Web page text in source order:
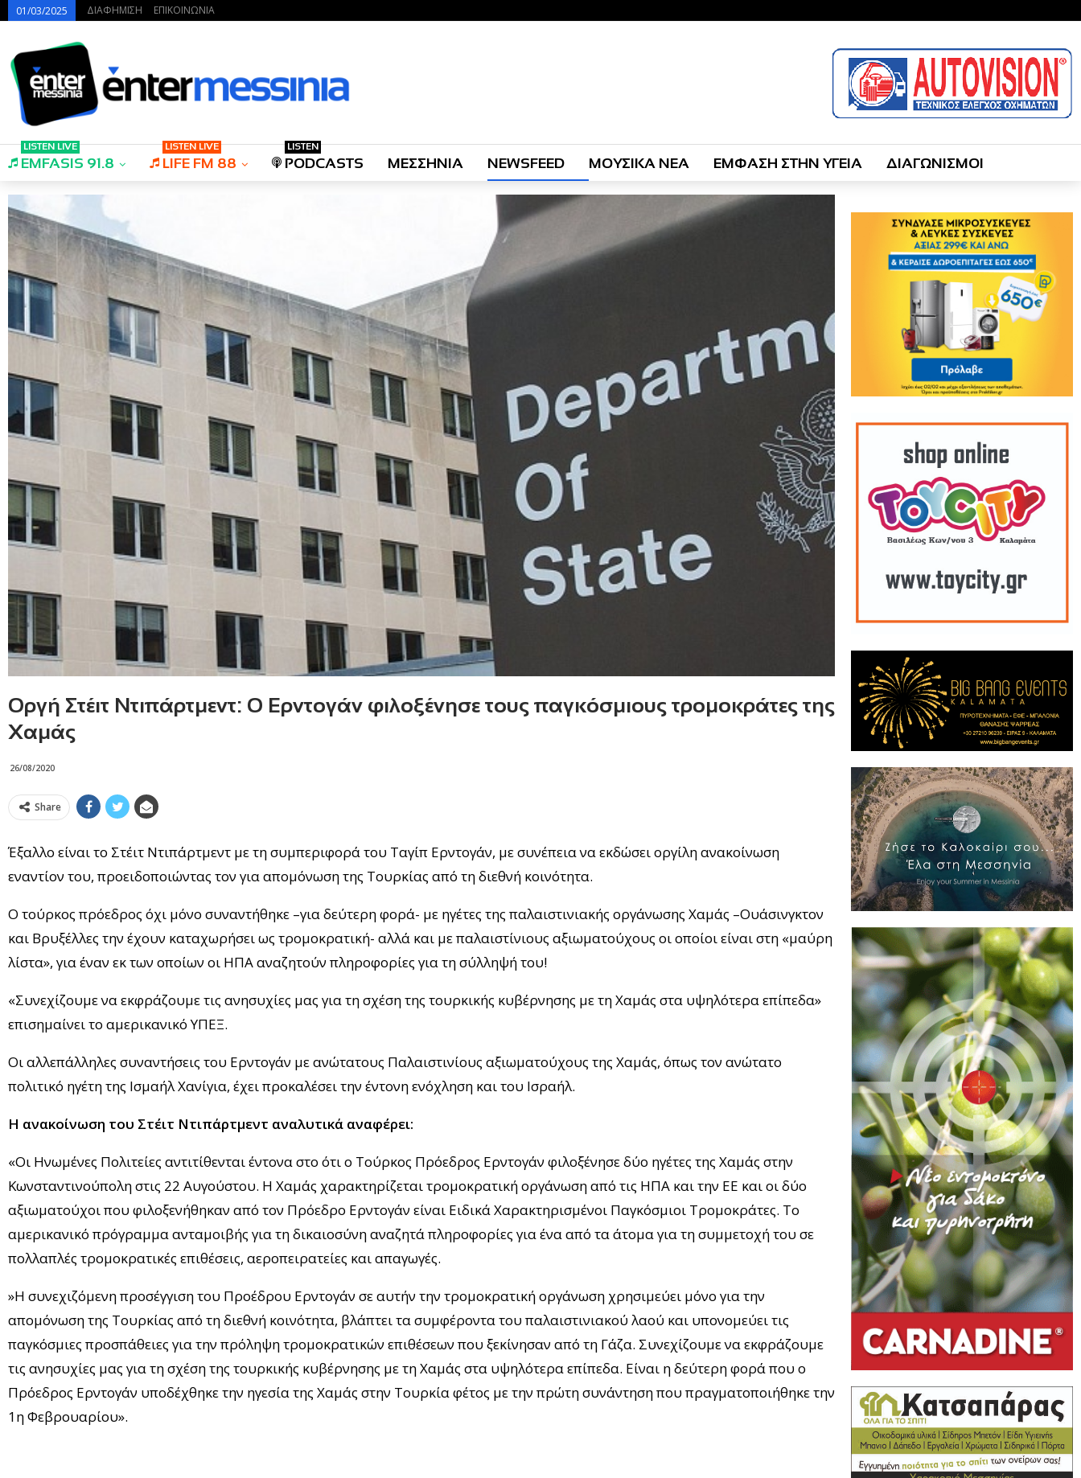
01/03/2025 ΔΙΑΦΗΜΙΣΗ ΕΠΙΚΟΙΝΩΝΙΑ
EMFASIS 91.8
LISTEN LIVE
LIFE FM 88
LISTEN LIVE
PODCASTS
LISTEN
ΜΕΣΣΗΝΙΑ NEWSFEED ΜΟΥΣΙΚΑ ΝΕΑ ΕΜΦΑΣΗ ΣΤΗΝ ΥΓΕΙΑ ΔΙΑΓΩΝΙΣΜΟΙ
Οργή Στέιτ Ντιπάρτμεντ: Ο Ερντογάν φιλοξένησε τους παγκόσμιους τρομοκράτες της
Χαμάς
26/08/2020
Share
Έξαλλο είναι το Στέιτ Ντιπάρτμεντ με τη συμπεριφορά του Ταγίπ Ερντογάν, με συνέπεια να εκδώσει οργίλη ανακοίνωση
εναντίον του, προειδοποιώντας τον για απομόνωση της Τουρκίας από τη διεθνή κοινότητα.
Ο τούρκος πρόεδρος όχι μόνο συναντήθηκε –για δεύτερη φορά- με ηγέτες της παλαιστινιακής οργάνωσης Χαμάς –Ουάσινγκτον
και Βρυξέλλες την έχουν καταχωρήσει ως τρομοκρατική- αλλά και με παλαιστίνιους αξιωματούχους οι οποίοι είναι στη «μαύρη
λίστα», για έναν εκ των οποίων οι ΗΠΑ αναζητούν πληροφορίες για τη σύλληψή του!
«Συνεχίζουμε να εκφράζουμε τις ανησυχίες μας για τη σχέση της τουρκικής κυβέρνησης με τη Χαμάς στα υψηλότερα επίπεδα»
επισημαίνει το αμερικανικό ΥΠΕΞ.
Oι αλλεπάλληλες συναντήσεις του Ερντογάν με ανώτατους Παλαιστινίους αξιωματούχους της Χαμάς, όπως τον ανώτατο
πολιτικό ηγέτη της Ισμαήλ Χανίγια, έχει προκαλέσει την έντονη ενόχληση και του Ισραήλ.
Η ανακοίνωση του Στέιτ Ντιπάρτμεντ αναλυτικά αναφέρει:
«Οι Ηνωμένες Πολιτείες αντιτίθενται έντονα στο ότι ο Τούρκος Πρόεδρος Ερντογάν φιλοξένησε δύο ηγέτες της Χαμάς στην
Κωνσταντινούπολη στις 22 Αυγούστου. Η Χαμάς χαρακτηρίζεται τρομοκρατική οργάνωση από τις ΗΠΑ και την ΕΕ και οι δύο
αξιωματούχοι που φιλοξενήθηκαν από τον Πρόεδρο Ερντογάν είναι Ειδικά Χαρακτηρισμένοι Παγκόσμιοι Τρομοκράτες. Το
αμερικανικό πρόγραμμα ανταμοιβής για τη δικαιοσύνη αναζητά πληροφορίες για ένα από τα άτομα για τη συμμετοχή του σε
πολλαπλές τρομοκρατικές επιθέσεις, αεροπειρατείες και απαγωγές.
»Η συνεχιζόμενη προσέγγιση του Προέδρου Ερντογάν σε αυτήν την τρομοκρατική οργάνωση χρησιμεύει μόνο για την
απομόνωση της Τουρκίας από τη διεθνή κοινότητα, βλάπτει τα συμφέροντα του παλαιστινιακού λαού και υπονομεύει τις
παγκόσμιες προσπάθειες για την πρόληψη τρομοκρατικών επιθέσεων που ξεκίνησαν από τη Γάζα. Συνεχίζουμε να εκφράζουμε
τις ανησυχίες μας για τη σχέση της τουρκικής κυβέρνησης με τη Χαμάς στα υψηλότερα επίπεδα. Είναι η δεύτερη φορά που ο
Πρόεδρος Ερντογάν υποδέχθηκε την ηγεσία της Χαμάς στην Τουρκία φέτος με την πρώτη συνάντηση που πραγματοποιήθηκε την
1η Φεβρουαρίου».